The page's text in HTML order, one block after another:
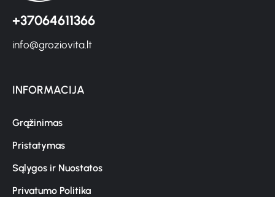
+37064611366
info@groziovita.lt
INFORMACIJA
Grąžinimas
Pristatymas
Sąlygos ir Nuostatos
Privatumo Politika